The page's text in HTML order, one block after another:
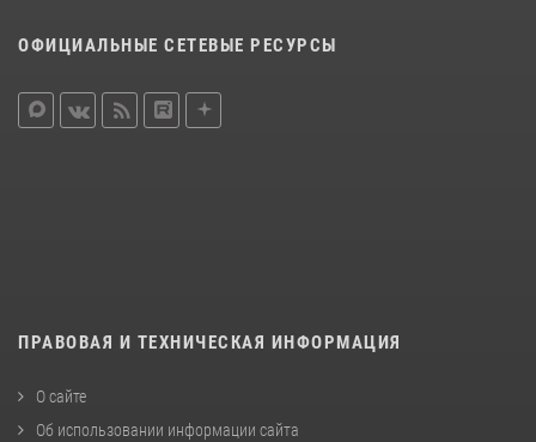
ОФИЦИАЛЬНЫЕ СЕТЕВЫЕ РЕСУРСЫ
ПРАВОВАЯ И ТЕХНИЧЕСКАЯ ИНФОРМАЦИЯ
О сайте
Об использовании информации сайта